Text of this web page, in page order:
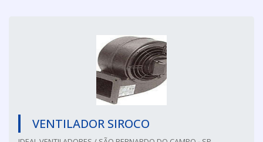
VENTILADOR SIROCO